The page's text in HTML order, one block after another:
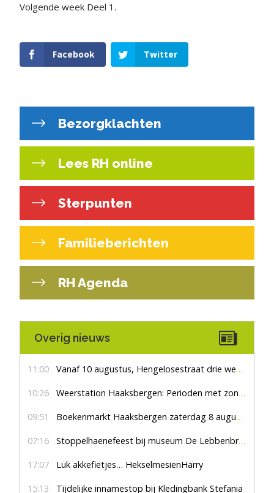
Volgende week Deel 1.
Facebook Twitter
Bezorgklachten
Lees RH online
Sterpunten
Familieberichten
RH Agenda
Overig nieuws
11:00 Vanaf 10 augustus, Hengelosestraat drie weken dicht voor doorgaand verkeer
10:26 Weerstation Haaksbergen: Perioden met zon en droog
09:51 Boekenmarkt Haaksbergen zaterdag 8 augustus, marktplein Haaksbergen
07:16 Stoppelhaenefeest bij museum De Lebbenbrugge
17:07 Luk akkefietjes… HekselmesienHarry
15:13 Tijdelijke innamestop bij Kledingbank Stefania